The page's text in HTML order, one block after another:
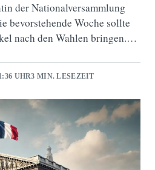
der Nationalversammlung
bevorstehende Woche sollte
nach den Wahlen bringen.…
UHR3 MIN. LESEZEIT